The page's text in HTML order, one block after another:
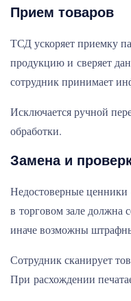
Прием товаров
ТСД ускоряет приемку
продукцию и сверяет
сотрудник принимает
Исключается ручной
обработки.
Замена и
Недостоверные
в торговом зале должна
иначе возможны
Сотрудник сканирует
При расхождении